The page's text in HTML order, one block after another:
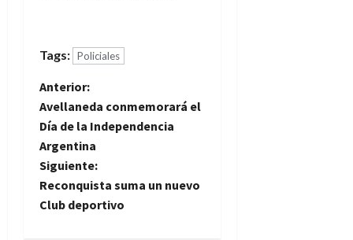
Tags: Policiales
N
a
v
e
Anterior:
Avellaneda conmemorará el
Día de la Independencia
Argentina
Siguiente:
Reconquista suma un nuevo
Club deportivo